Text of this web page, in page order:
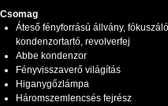
Csomag
Áteső fényforrású állvány,
kondenzortartó, revolverfej
Abbe kondenzor
Fényvisszaverő világítás
Higanygőzlámpa
Háromszemlencsés fejrész